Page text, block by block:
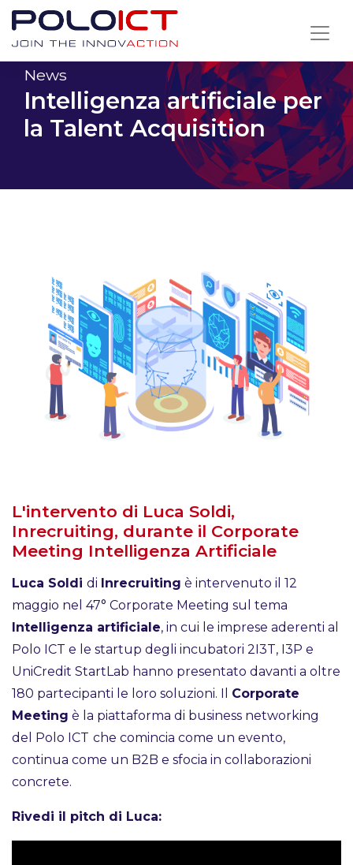
Skip
contentNews
Intelligenza artificiale per
la Talent Acquisition
L'intervento di Luca Soldi,
Inrecruiting, durante il Corporate
Meeting Intelligenza Artificiale
Luca Soldi di Inrecruiting è intervenuto il 12
maggio nel 47° Corporate Meeting sul tema
Intelligenza artificiale, in cui le imprese aderenti al
Polo ICT e le startup degli incubatori 2I3T, I3P e
UniCredit StartLab hanno presentato davanti a oltre
180 partecipanti le loro soluzioni. Il Corporate
Meeting è la piattaforma di business networking
del Polo ICT che comincia come un evento,
continua come un B2B e sfocia in collaborazioni
concrete.
Rivedi il pitch di Luca: